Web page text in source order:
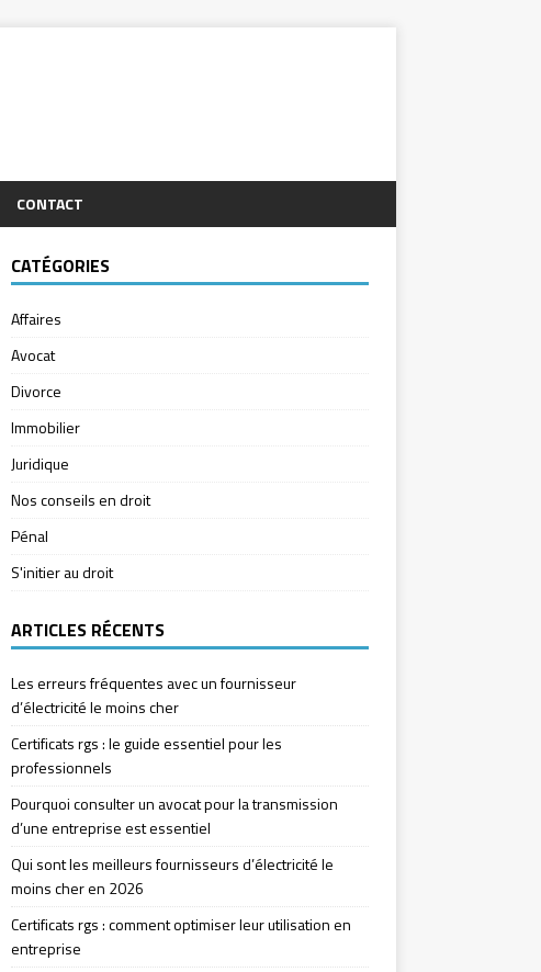
CONTACT
CATÉGORIES
Affaires
Avocat
Divorce
Immobilier
Juridique
Nos conseils en droit
Pénal
S'initier au droit
ARTICLES RÉCENTS
Les erreurs fréquentes avec un fournisseur
d’électricité le moins cher
Certificats rgs : le guide essentiel pour les
professionnels
Pourquoi consulter un avocat pour la transmission
d’une entreprise est essentiel
Qui sont les meilleurs fournisseurs d’électricité le
moins cher en 2026
Certificats rgs : comment optimiser leur utilisation en
entreprise